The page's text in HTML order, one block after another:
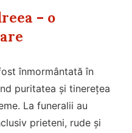
– o
înmormântată în
puritatea și tinerețea
La funeralii au
prieteni, rude și